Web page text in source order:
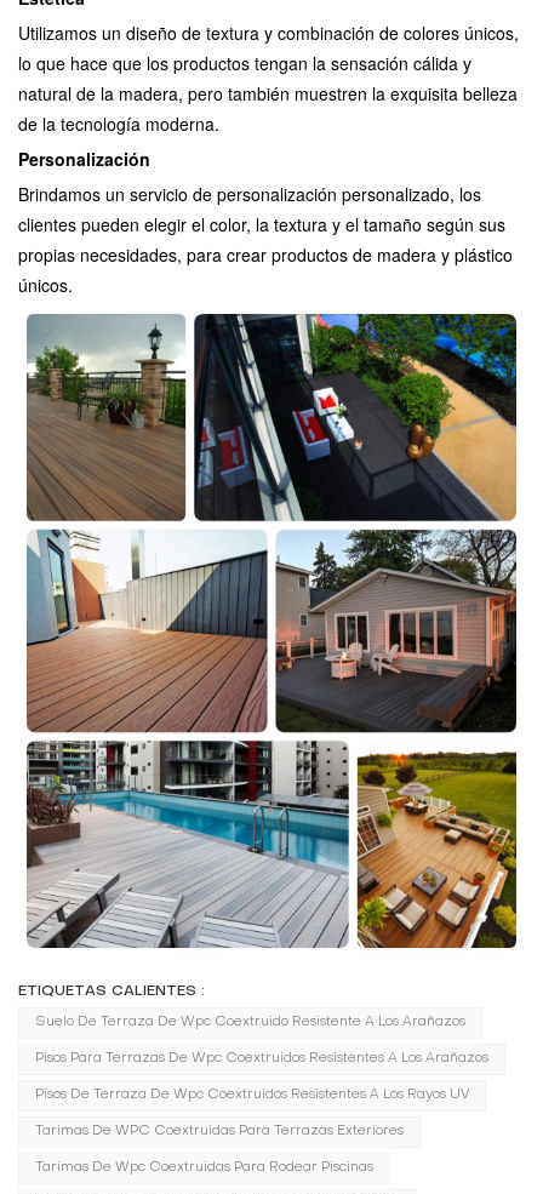
Utilizamos un diseño de textura y combinación de colores únicos,
lo que hace que los productos tengan la sensación cálida y
natural de la madera, pero también muestren la exquisita belleza
de la tecnología moderna.
Personalización
Brindamos un servicio de personalización personalizado, los
clientes pueden elegir el color, la textura y el tamaño según sus
propias necesidades, para crear productos de madera y plástico
únicos.
ETIQUETAS CALIENTES :
Suelo De Terraza De Wpc Coextruido Resistente A Los Arañazos
Pisos Para Terrazas De Wpc Coextruidos Resistentes A Los Arañazos
Pisos De Terraza De Wpc Coextruidos Resistentes A Los Rayos UV
Tarimas De WPC Coextruidas Para Terrazas Exteriores
Tarimas De Wpc Coextruidas Para Rodear Piscinas